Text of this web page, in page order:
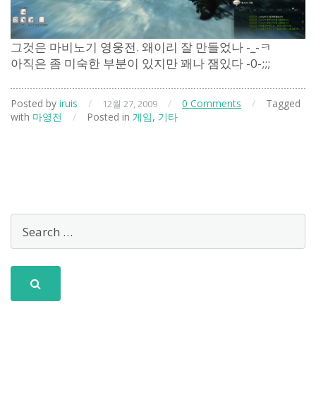
그것은 마비노기 영웅전. 왜이리 잘 만들었나 -_-ㅋ
아직은 좀 미숙한 부분이 있지만 꽤나 잼있다 -0-;;;
Posted by iruis / 12월 27, 2009 / 0 Comments /
Tagged
with 마영전 / Posted in 게임, 기타